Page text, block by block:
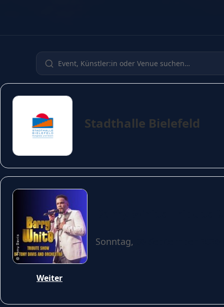
Stadthalle Bielefeld
Sonntag,
Weiter